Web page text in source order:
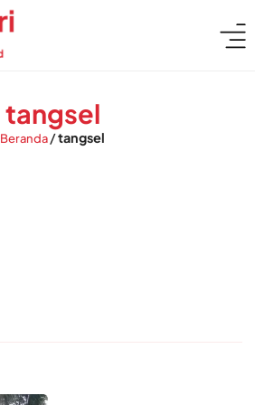
tangsel
Beranda/tangsel